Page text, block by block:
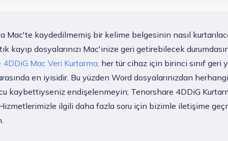
Mac'te kaydedilmemiş bir kelime belgesinin nasıl
kayıp dosyalarınızı Mac'inize geri getirebilecek
Mac Veri Kurtarma, her tür cihaz için birinci sınıf geri
en iyisidir. Bu yüzden Word dosyalarınızdan
kaybettiyseniz endişelenmeyin; Tenorshare 4DDiG
Hizmetlerimizle ilgili daha fazla soru için bizimle iletişime